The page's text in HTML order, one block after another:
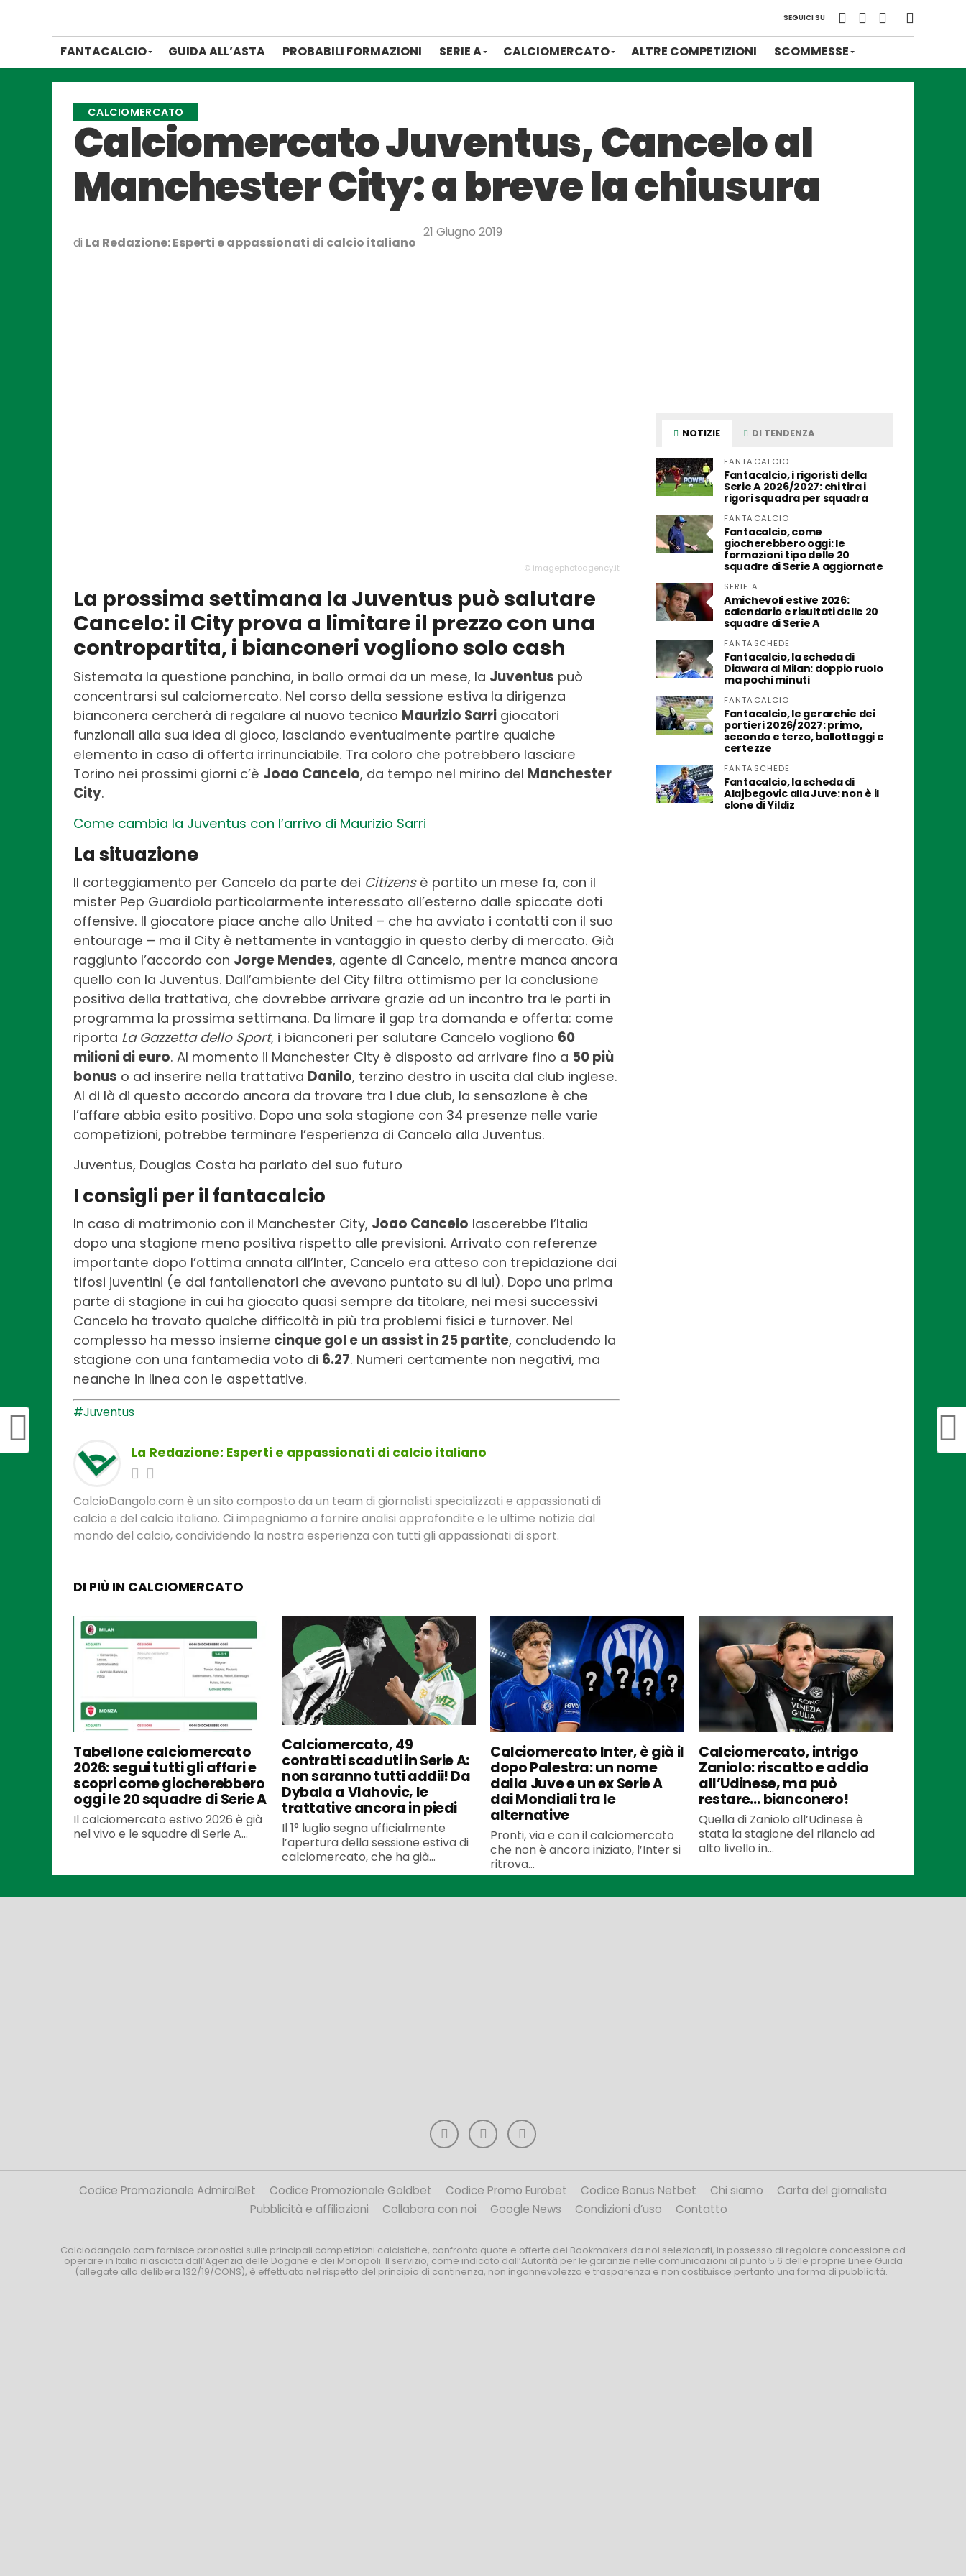
SEGUICI SU
FANTACALCIO GUIDA ALL’ASTA PROBABILI FORMAZIONI SERIE A CALCIOMERCATO ALTRE COMPETIZIONI SCOMMESSE
CALCIOMERCATO
Calciomercato Juventus, Cancelo al
Manchester City: a breve la chiusura
di La Redazione: Esperti e appassionati di calcio italiano
21 Giugno 2019
© imagephotoagency.it
La prossima settimana la Juventus può salutare
Cancelo: il City prova a limitare il prezzo con una
contropartita, i bianconeri vogliono solo cash
Sistemata la questione panchina, in ballo ormai da un mese, la Juventus può
concentrarsi sul calciomercato. Nel corso della sessione estiva la dirigenza
bianconera cercherà di regalare al nuovo tecnico Maurizio Sarri giocatori
funzionali alla sua idea di gioco, lasciando eventualmente partire qualche
elemento in caso di offerta irrinunciabile. Tra coloro che potrebbero lasciare
Torino nei prossimi giorni c’è Joao Cancelo, da tempo nel mirino del Manchester
City.
Come cambia la Juventus con l’arrivo di Maurizio Sarri
La situazione
Il corteggiamento per Cancelo da parte dei Citizensè partito un mese fa, con il
mister Pep Guardiola particolarmente interessato all’esterno dalle spiccate doti
offensive. Il giocatore piace anche allo United – che ha avviato i contatti con il suo
entourage – ma il City è nettamente in vantaggio in questo derby di mercato. Già
raggiunto l’accordo con Jorge Mendes, agente di Cancelo, mentre manca ancora
quello con la Juventus. Dall’ambiente del City filtra ottimismo per la conclusione
positiva della trattativa, che dovrebbe arrivare grazie ad un incontro tra le parti in
programma la prossima settimana. Da limare il gap tra domanda e offerta: come
riporta La Gazzetta dello Sport, i bianconeri per salutare Cancelo vogliono 60
milioni di euro. Al momento il Manchester City è disposto ad arrivare fino a 50 più
bonus o ad inserire nella trattativa Danilo, terzino destro in uscita dal club inglese.
Al di là di questo accordo ancora da trovare tra i due club, la sensazione è che
l’affare abbia esito positivo. Dopo una sola stagione con 34 presenze nelle varie
competizioni, potrebbe terminare l’esperienza di Cancelo alla Juventus.
Juventus, Douglas Costa ha parlato del suo futuro
I consigli per il fantacalcio
In caso di matrimonio con il Manchester City, Joao Cancelo lascerebbe l’Italia
dopo una stagione meno positiva rispetto alle previsioni. Arrivato con referenze
importante dopo l’ottima annata all’Inter, Cancelo era atteso con trepidazione dai
tifosi juventini (e dai fantallenatori che avevano puntato su di lui). Dopo una prima
parte di stagione in cui ha giocato quasi sempre da titolare, nei mesi successivi
Cancelo ha trovato qualche difficoltà in più tra problemi fisici e turnover. Nel
complesso ha messo insieme cinque gol e un assist in 25 partite, concludendo la
stagione con una fantamedia voto di 6.27. Numeri certamente non negativi, ma
neanche in linea con le aspettative.
#Juventus
La Redazione: Esperti e appassionati di calcio italiano
CalcioDangolo.com è un sito composto da un team di giornalisti specializzati e appassionati di
calcio e del calcio italiano. Ci impegniamo a fornire analisi approfondite e le ultime notizie dal
mondo del calcio, condividendo la nostra esperienza con tutti gli appassionati di sport.
NOTIZIE DI TENDENZA
FANTACALCIO
Fantacalcio, i rigoristi della
Serie A 2026/2027: chi tira i
rigori squadra per squadra
FANTACALCIO
Fantacalcio, come
giocherebbero oggi: le
formazioni tipo delle 20
squadre di Serie A aggiornate
SERIE A
Amichevoli estive 2026:
calendario e risultati delle 20
squadre di Serie A
FANTASCHEDE
Fantacalcio, la scheda di
Diawara al Milan: doppio ruolo
ma pochi minuti
FANTACALCIO
Fantacalcio, le gerarchie dei
portieri 2026/2027: primo,
secondo e terzo, ballottaggi e
certezze
FANTASCHEDE
Fantacalcio, la scheda di
Alajbegovic alla Juve: non è il
clone di Yildiz
DI PIÙ IN CALCIOMERCATO
Tabellone calciomercato
2026: segui tutti gli affari e
scopri come giocherebbero
oggi le 20 squadre di Serie A
Il calciomercato estivo 2026 è già
nel vivo e le squadre di Serie A...
Calciomercato, 49
contratti scaduti in Serie A:
non saranno tutti addii! Da
Dybala a Vlahovic, le
trattative ancora in piedi
Il 1° luglio segna ufficialmente
l’apertura della sessione estiva di
calciomercato, che ha già...
Calciomercato Inter, è già il
dopo Palestra: un nome
dalla Juve e un ex Serie A
dai Mondiali tra le
alternative
Pronti, via e con il calciomercato
che non è ancora iniziato, l’Inter si
ritrova...
Calciomercato, intrigo
Zaniolo: riscatto e addio
all’Udinese, ma può
restare… bianconero!
Quella di Zaniolo all’Udinese è
stata la stagione del rilancio ad
alto livello in...
Codice Promozionale AdmiralBet Codice Promozionale Goldbet Codice Promo Eurobet Codice Bonus Netbet Chi siamo
Carta del giornalista
Pubblicità e affiliazioni
Collabora con noi Google News Condizioni d’uso Contatto
Calciodangolo.com fornisce pronostici sulle principali competizioni calcistiche, confronta quote e offerte dei Bookmakers da noi selezionati, in possesso di regolare concessione ad
operare in Italia rilasciata dall’Agenzia delle Dogane e dei Monopoli. Il servizio, come indicato dall’Autorità per le garanzie nelle comunicazioni al punto 5.6 delle proprie Linee Guida
(allegate alla delibera 132/19/CONS), è effettuato nel rispetto del principio di continenza, non ingannevolezza e trasparenza e non costituisce pertanto una forma di pubblicità.